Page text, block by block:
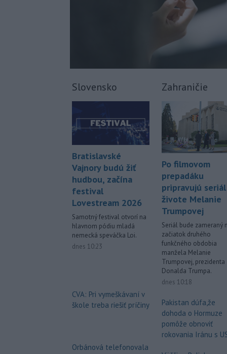
Slovensko
Bratislavské
Vajnory budú žiť
hudbou, začína
festival
Lovestream 2026
Samotný festival otvorí na
hlavnom pódiu mladá
nemecká speváčka Loi.
dnes 10:23
CVA: Pri vymeškávaní v
škole treba riešiť príčiny
Orbánová telefonovala
Zahraničie
Po filmovom
prepadáku
pripravujú
živote Melanie
Trumpovej
Seriál bude zameraný
začiatok druhého
funkčného obdobia
manžela Melanie
Trumpovej, prezidenta
Donalda Trumpa.
dnes 10:18
Pakistan dúfa,že
dohoda o Hormuze
pomôže obnoviť
rokovania Iránu s